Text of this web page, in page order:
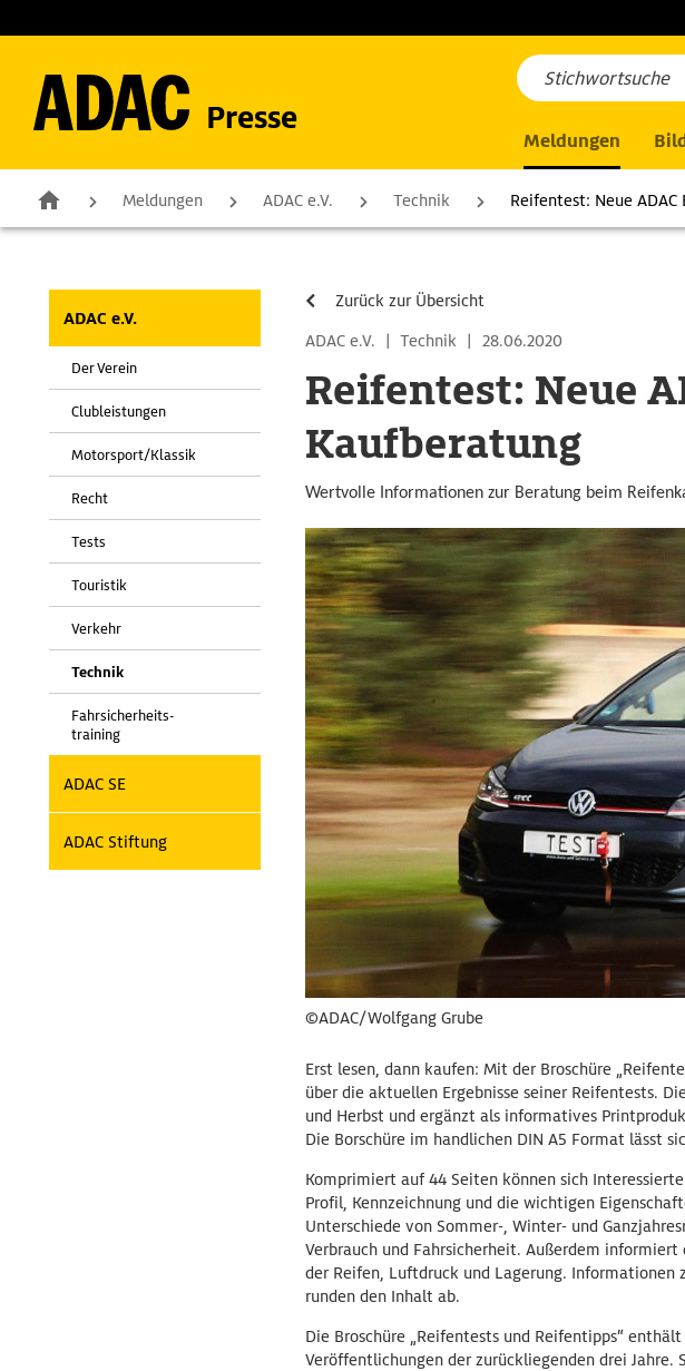
Presse
Meldungen
Meldungen ADAC e.V. Technik Reifentest: Neue
ADAC e.V.
Der Verein
Clubleistungen
Motorsport/Klassik
Recht
Tests
Touristik
Verkehr
Technik
Fahrsicherheits-
training
ADAC SE
ADAC Stiftung
Zurück zur Übersicht
ADAC e.V.
| Technik | 28.06.2020
Reifentest: Neue
Kaufberatung
Wertvolle Informationen zur Beratung beim
©ADAC/Wolfgang Grube
Erst lesen, dann kaufen: Mit der Broschüre
über die aktuellen Ergebnisse seiner Reifentests.
und Herbst und ergänzt als informatives
Die Borschüre im handlichen DIN A5 Format lässt
Komprimiert auf 44 Seiten können sich
Profil, Kennzeichnung und die wichtigen
Unterschiede von Sommer-, Winter- und
Verbrauch und Fahrsicherheit. Außerdem
der Reifen, Luftdruck und Lagerung. Informationen
runden den Inhalt ab.
Die Broschüre „Reifentests und Reifentipps“
Veröffentlichungen der zurückliegenden drei Jahre.